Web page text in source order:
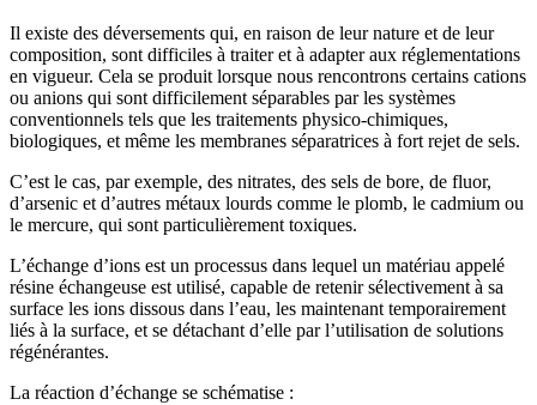
Il existe des déversements qui, en raison de leur nature et de leur
composition, sont difficiles à traiter et à adapter aux réglementations
en vigueur. Cela se produit lorsque nous rencontrons certains cations
ou anions qui sont difficilement séparables par les systèmes
conventionnels tels que les traitements physico-chimiques,
biologiques, et même les membranes séparatrices à fort rejet de sels.
C’est le cas, par exemple, des nitrates, des sels de bore, de fluor,
d’arsenic et d’autres métaux lourds comme le plomb, le cadmium ou
le mercure, qui sont particulièrement toxiques.
L’échange d’ions est un processus dans lequel un matériau appelé
résine échangeuse est utilisé, capable de retenir sélectivement à sa
surface les ions dissous dans l’eau, les maintenant temporairement
liés à la surface, et se détachant d’elle par l’utilisation de solutions
régénérantes.
La réaction d’échange se schématise :